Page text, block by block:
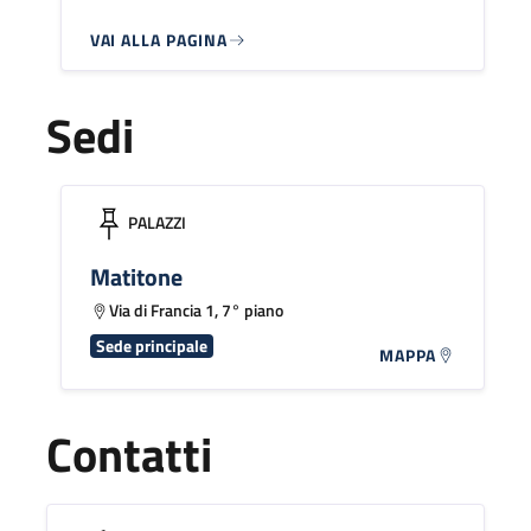
VAI ALLA PAGINA
Sedi
PALAZZI
Matitone
Via di Francia 1, 7° piano
Sede principale MAPPA
Contatti